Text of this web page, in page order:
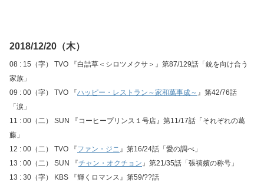
2018/12/20（木）
08 : 15（字） TVO 『白詰草＜シロツメクサ＞』第87/129話「銃を向け合う
家族」
09 : 00（字） TVO 『ハッピー・レストラン～家和萬事成～ 』第42/76話
「涙」
11 : 00（二） SUN 『コーヒープリンス１号店』第11/17話「それぞれの葛
藤」
12 : 00（二） TVO 『ファン・ジニ』第16/24話「愛の調べ」
13 : 00（二） SUN 『チャン・オクチョン』第21/35話「張禧嬪の称号」
13 : 30（字） KBS 『輝くロマンス』第59/??話